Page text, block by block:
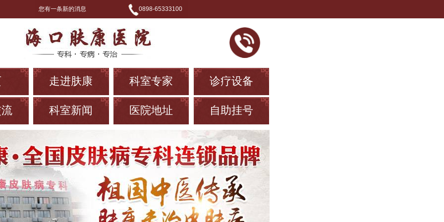
您有一条新的消息 0898-65333100
走进肤康 科室专家 诊疗设备
科室新闻 医院地址 自助挂号